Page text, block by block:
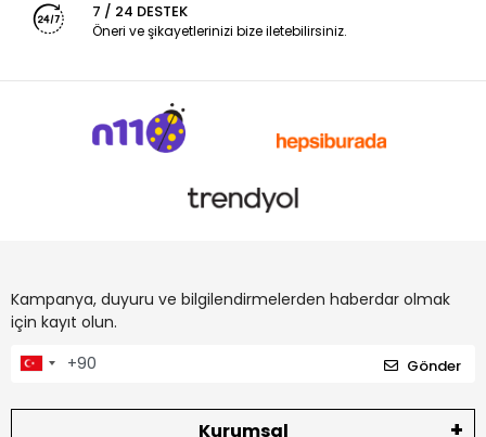
7 / 24 DESTEK
Öneri ve şikayetlerinizi bize iletebilirsiniz.
Kampanya, duyuru ve bilgilendirmelerden haberdar olmak
için kayıt olun.
Gönder
Kurumsal